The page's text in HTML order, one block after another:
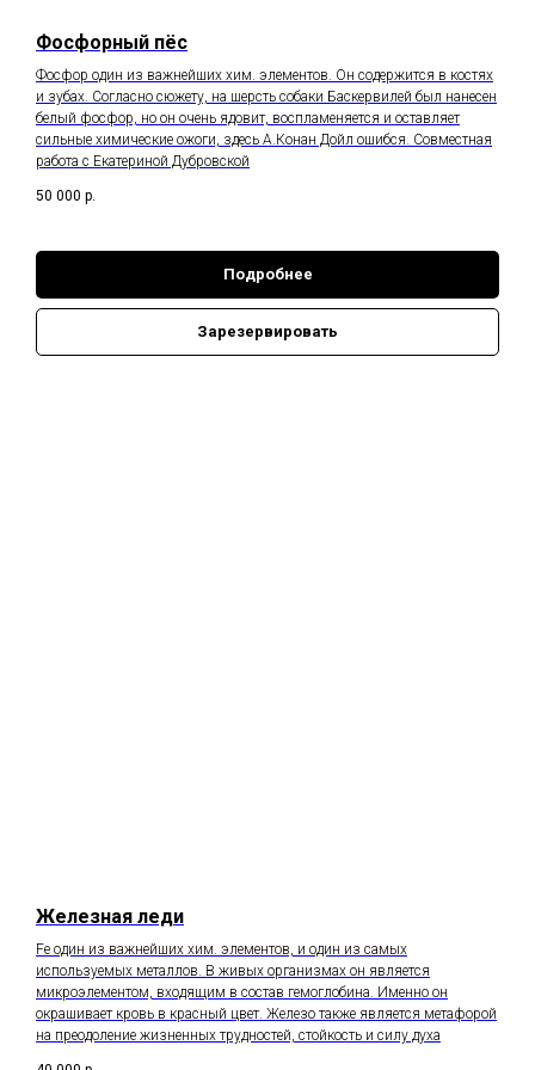
Фосфорный пёс
Фосфор один из важнейших хим. элементов. Он содержится в костях
и зубах. Согласно сюжету, на шерсть собаки Баскервилей был нанесен
белый фосфор, но он очень ядовит, воспламеняется и оставляет
сильные химические ожоги, здесь А.Конан Дойл ошибся. Совместная
работа с Екатериной Дубровской
50 000 р.
Подробнее
Зарезервировать
Железная леди
Fe один из важнейших хим. элементов, и один из самых
используемых металлов. В живых организмах он является
микроэлементом, входящим в состав гемоглобина. Именно он
окрашивает кровь в красный цвет. Железо также является метафорой
на преодоление жизненных трудностей, стойкость и силу духа